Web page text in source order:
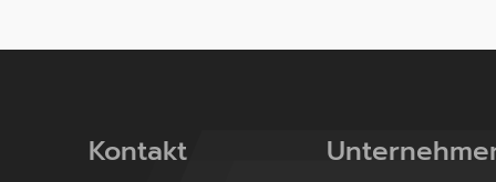
Kontakt